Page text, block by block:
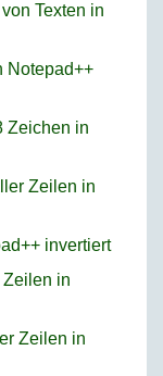
Texten in
Notepad++
Zeichen in
Zeilen in
invertiert
in
Zeilen in